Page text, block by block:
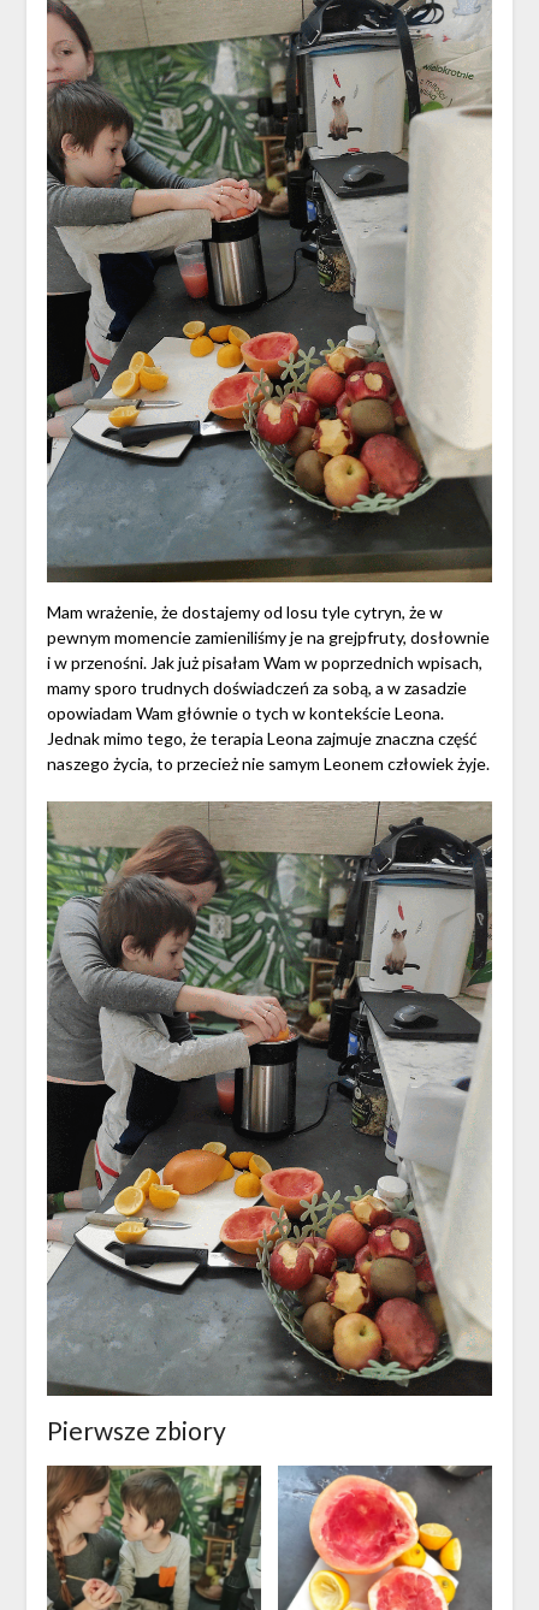
Mam wrażenie, że dostajemy od losu tyle cytryn, że w
pewnym momencie zamieniliśmy je na grejpfruty, dosłownie
i w przenośni. Jak już pisałam Wam w poprzednich wpisach,
mamy sporo trudnych doświadczeń za sobą, a w zasadzie
opowiadam Wam głównie o tych w kontekście Leona.
Jednak mimo tego, że terapia Leona zajmuje znaczna część
naszego życia, to przecież nie samym Leonem człowiek żyje.
Pierwsze zbiory